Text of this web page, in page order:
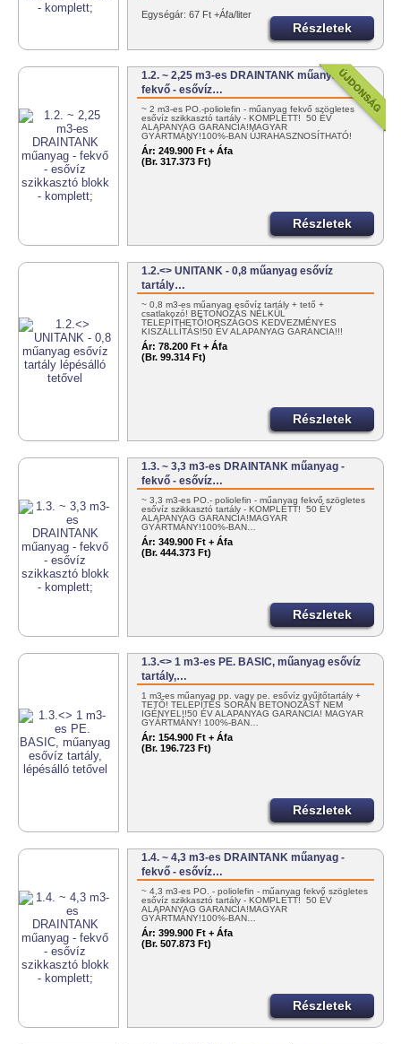
Egységár: 67 Ft +Áfa/liter
Részletek
1.2. ~ 2,25 m3-es DRAINTANK műanyag -
fekvő - esővíz…
~ 2 m3-es PO.-poliolefin - műanyag fekvő szögletes
esővíz szikkasztó tartály - KOMPLETT! 50 ÉV
ALAPANYAG GARANCIA!MAGYAR
GYÁRTMÁNY!100%-BAN ÚJRAHASZNOSÍTHATÓ!
EGYSZERŰEN…
Ár: 249.900 Ft + Áfa
(Br. 317.373 Ft)
Részletek
1.2.<> UNITANK - 0,8 műanyag esővíz
tartály…
~ 0,8 m3-es műanyag esővíz tartály + tető +
csatlakozó! BETONOZÁS NÉLKÜL
TELEPÍTHETŐ!ORSZÁGOS KEDVEZMÉNYES
KISZÁLLÍTÁS!50 ÉV ALAPANYAG GARANCIA!!!
100%…
Ár: 78.200 Ft + Áfa
(Br. 99.314 Ft)
Részletek
1.3. ~ 3,3 m3-es DRAINTANK műanyag -
fekvő - esővíz…
~ 3,3 m3-es PO.- poliolefin - műanyag fekvő szögletes
esővíz szikkasztó tartály - KOMPLETT! 50 ÉV
ALAPANYAG GARANCIA!MAGYAR
GYÁRTMÁNY!100%-BAN…
Ár: 349.900 Ft + Áfa
(Br. 444.373 Ft)
Részletek
1.3.<> 1 m3-es PE. BASIC, műanyag esővíz
tartály,…
1 m3-es műanyag pp. vagy pe. esővíz gyűjtőtartály +
TETŐ! TELEPÍTÉS SORÁN BETONOZÁST NEM
IGÉNYEL!!50 ÉV ALAPANYAG GARANCIA! MAGYAR
GYÁRTMÁNY! 100%-BAN…
Ár: 154.900 Ft + Áfa
(Br. 196.723 Ft)
Részletek
1.4. ~ 4,3 m3-es DRAINTANK műanyag -
fekvő - esővíz…
~ 4,3 m3-es PO. - poliolefin - műanyag fekvő szögletes
esővíz szikkasztó tartály - KOMPLETT! 50 ÉV
ALAPANYAG GARANCIA!MAGYAR
GYÁRTMÁNY!100%-BAN…
Ár: 399.900 Ft + Áfa
(Br. 507.873 Ft)
Részletek